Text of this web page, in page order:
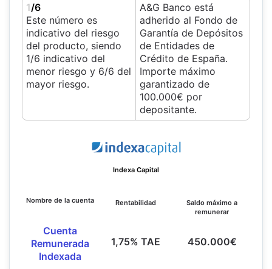
1/6
Este número es
indicativo del riesgo
del producto, siendo
1/6 indicativo del
menor riesgo y 6/6 del
mayor riesgo.
A&G Banco está
adherido al Fondo de
Garantía de Depósitos
de Entidades de
Crédito de España.
Importe máximo
garantizado de
100.000€ por
depositante.
Indexa Capital
Nombre de la cuenta
Cuenta
Remunerada
Indexada
Rentabilidad
1,75% TAE
Saldo máximo a
remunerar
450.000€